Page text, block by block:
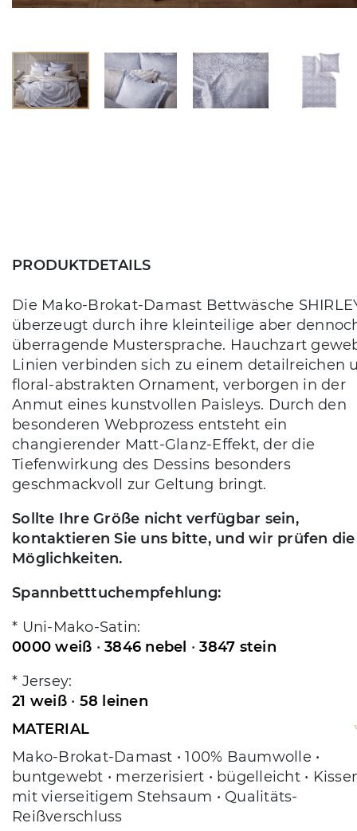
PRODUKTDETAILS
Die Mako-Brokat-Damast Bettwäsche
überzeugt durch ihre kleinteilige aber
überragende Mustersprache. Hauchzart
Linien verbinden sich zu einem detailreichen
floral-abstrakten Ornament, verborgen in der
Anmut eines kunstvollen Paisleys. Durch den
besonderen Webprozess entsteht ein
changierender Matt-Glanz-Effekt, der die
Tiefenwirkung des Dessins besonders
geschmackvoll zur Geltung bringt.
Sollte Ihre Größe nicht verfügbar sein,
kontaktieren Sie uns bitte, und wir prüfen die
Möglichkeiten.
Spannbetttuchempfehlung:
* Uni-Mako-Satin:
0000 weiß • 3846 nebel •3847 stein
* Jersey:
21 weiß• 58 leinen
MATERIAL
Mako-Brokat-Damast • 100% Baumwolle •
buntgewebt • merzerisiert • bügelleicht •
mit vierseitigem Stehsaum • Qualitäts-
Reißverschluss